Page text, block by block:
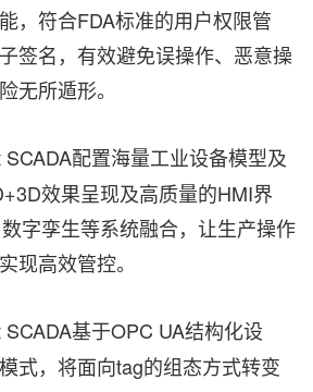
，符合FDA标准的用户权限管
签名，有效避免误操作、恶意操
无所遁形。
SCADA配置海量工业设备模型及
效果呈现及高质量的HMI界
字孪生等系统融合，让生产操作
现高效管控。
SCADA基于OPC UA结构化设
式，将面向tag的组态方式转变